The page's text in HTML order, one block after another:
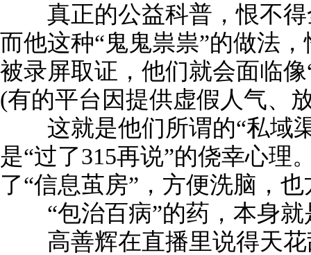
真正的公益科普，恨不得
而他这种“鬼鬼祟祟”的做法
被录屏取证，他们就会面临
(有的平台因提供虚假人气、
这就是他们所谓的“私域
是“过了315再说”的侥幸心理
了“信息茧房”，方便洗脑，
“包治百病”的药，本身就
高善辉在直播里说得天花